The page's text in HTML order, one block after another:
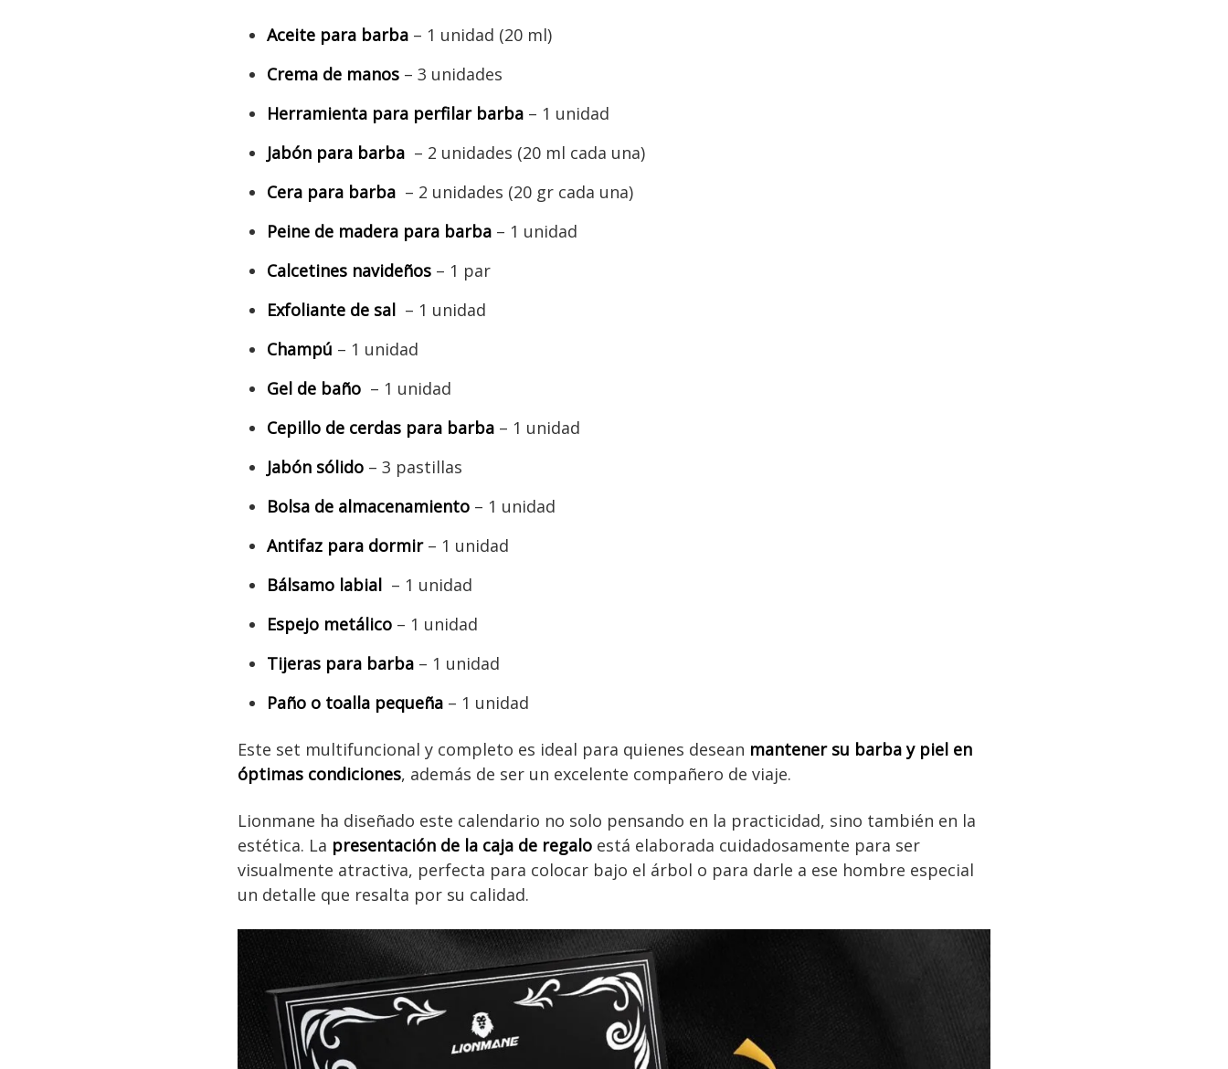
Aceite para barba – 1 unidad (20 ml)
Crema de manos – 3 unidades
Herramienta para perfilar barba – 1 unidad
Jabón para barba – 2 unidades (20 ml cada una)
Cera para barba – 2 unidades (20 gr cada una)
Peine de madera para barba – 1 unidad
Calcetines navideños – 1 par
Exfoliante de sal – 1 unidad
Champú – 1 unidad
Gel de baño – 1 unidad
Cepillo de cerdas para barba – 1 unidad
Jabón sólido – 3 pastillas
Bolsa de almacenamiento – 1 unidad
Antifaz para dormir– 1 unidad
Bálsamo labial – 1 unidad
Espejo metálico – 1 unidad
Tijeras para barba – 1 unidad
Paño o toalla pequeña – 1 unidad
Este set multifuncional y completo es ideal para quienes desean mantener su barba y piel en
óptimas condiciones, además de ser un excelente compañero de viaje.
Lionmane ha diseñado este calendario no solo pensando en la practicidad, sino también en la
estética. La presentación de la caja de regalo está elaborada cuidadosamente para ser
visualmente atractiva, perfecta para colocar bajo el árbol o para darle a ese hombre especial
un detalle que resalta por su calidad.